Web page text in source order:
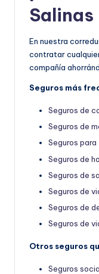
Salinas
En nuestra
contratar
compañía
Seguros más
Seguros de
Seguros de
Seguros
Seguros de
Seguros de
Seguros de
Seguros de
Seguros de
Otros seguros
Seguros